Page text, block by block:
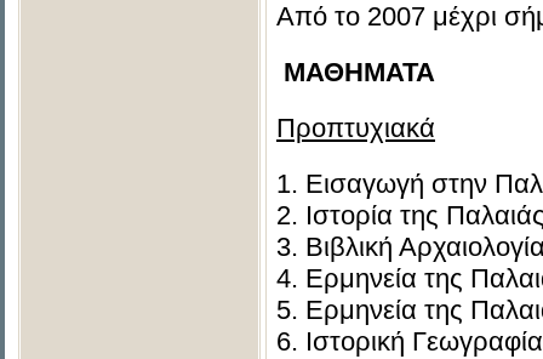
Από το 2007 μέχρι
ΜΑΘΗΜΑΤΑ
Προπτυχιακά
1. Εισαγωγή στην
2. Ιστορία της
3. Βιβλική
4. Ερμηνεία της
5. Ερμηνεία της
6. Ιστορική